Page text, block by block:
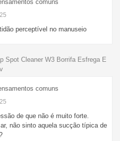
comuns
perceptível no manuseio
Spot Cleaner W3 Borrifa Esfrega E
comuns
de que não é muito forte.
não sinto aquela sucção típica de